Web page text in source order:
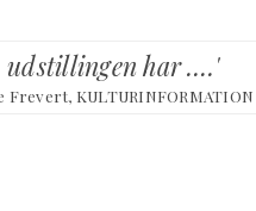
udstillingen har ….'
Frevert, KULTURINFORMATION